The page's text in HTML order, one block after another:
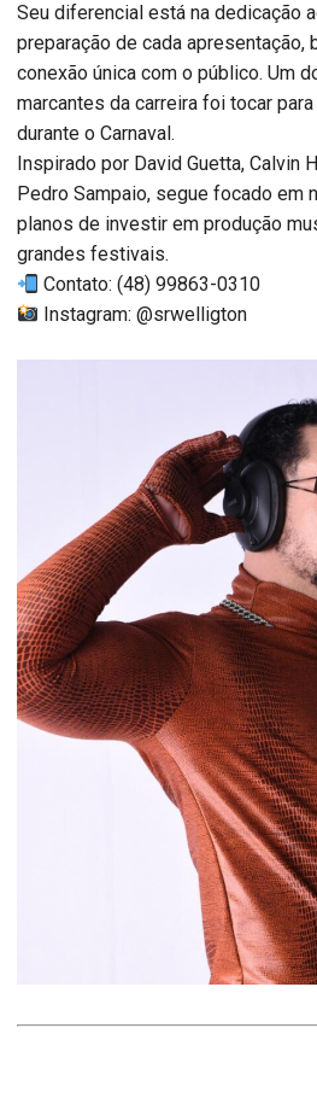
Seu diferencial está na dedicação
preparação de cada apresentação,
conexão única com o público. Um
marcantes da carreira foi tocar
durante o Carnaval.
Inspirado por David Guetta, Calvin
Pedro Sampaio, segue focado em
planos de investir em produção
grandes festivais.
Contato: (48) 99863-0310
Instagram: @srwelligton